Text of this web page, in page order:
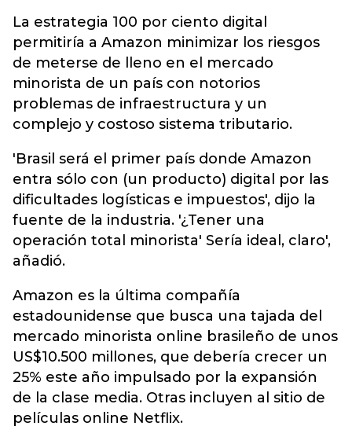
La estrategia 100 por ciento digital
permitiría a Amazon minimizar los riesgos
de meterse de lleno en el mercado
minorista de un país con notorios
problemas de infraestructura y un
complejo y costoso sistema tributario.
'Brasil será el primer país donde Amazon
entra sólo con (un producto) digital por las
dificultades logísticas e impuestos', dijo la
fuente de la industria. '¿Tener una
operación total minorista' Sería ideal, claro',
añadió.
Amazon es la última compañía
estadounidense que busca una tajada del
mercado minorista online brasileño de unos
US$10.500 millones, que debería crecer un
25% este año impulsado por la expansión
de la clase media. Otras incluyen al sitio de
películas online Netflix.